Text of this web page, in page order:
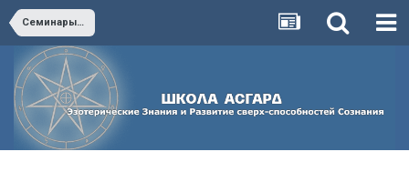
Семинары и регулярные занятия